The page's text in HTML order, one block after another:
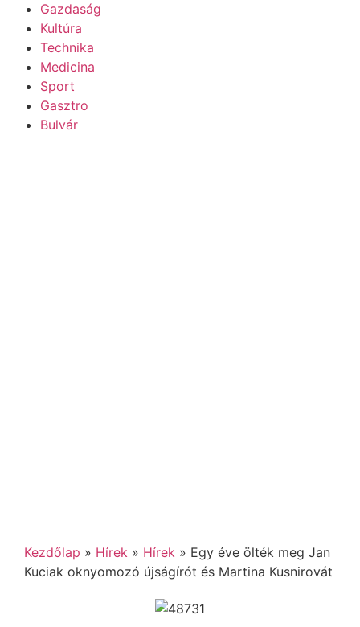
Gazdaság
Kultúra
Technika
Medicina
Sport
Gasztro
Bulvár
Kezdőlap » Hírek » Hírek » Egy éve ölték meg Jan
Kuciak oknyomozó újságírót és Martina Kusnirovát